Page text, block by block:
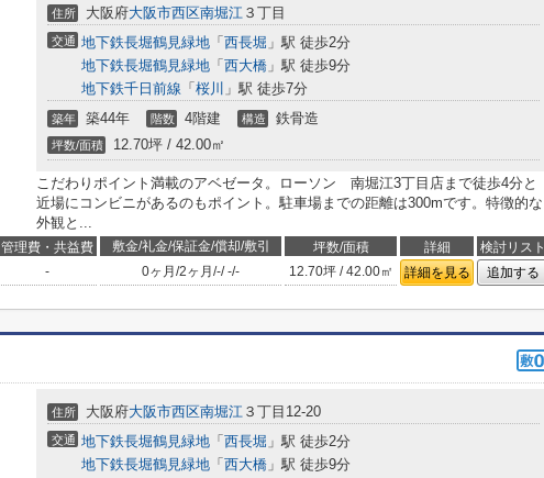
住所 大阪府大阪市西区南堀江 ３丁目
交通 地下鉄長堀鶴見緑地 「 西長堀 」駅 徒歩2分
地下鉄長堀鶴見緑地 「 西大橋 」駅 徒歩9分
地下鉄千日前線 「 桜川 」駅 徒歩7分
築年 築44年 階数 4階建 構造 鉄骨造
坪数/面積 12.70坪 / 42.00㎡
こだわりポイント満載のアベゼータ。ローソン 南堀江3丁目店まで徒歩4分と
近場にコンビニがあるのもポイント。駐車場までの距離は300mです。特徴的な
外観と...
管理費・共益費 敷金/礼金/保証金/償却/敷引 坪数/面積 詳細
検討リスト
- 0ヶ月 /2ヶ月 /-/-/- 12.70坪 / 42.00㎡ 詳細を見る 追加する
住所 大阪府大阪市西区南堀江 ３丁目12-20
交通 地下鉄長堀鶴見緑地 「 西長堀 」駅 徒歩2分
地下鉄長堀鶴見緑地 「 西大橋 」駅 徒歩9分